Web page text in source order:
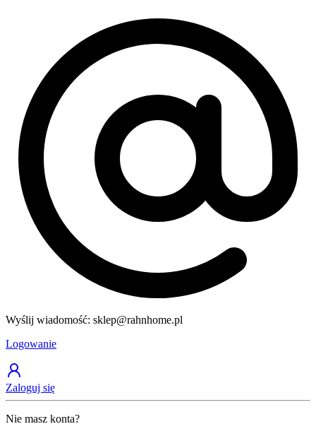
Wyślij wiadomość: sklep@rahnhome.pl
Logowanie
Zaloguj się
Nie masz konta?